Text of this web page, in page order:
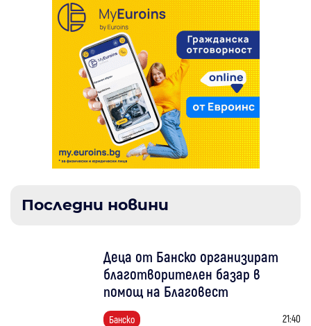
Последни новини
Деца от Банско организират
благотворителен базар в
помощ на Благовест
Банско 21:40